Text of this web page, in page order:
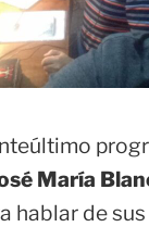
María
hablar de